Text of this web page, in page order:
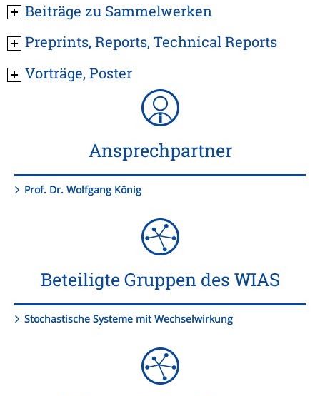
Beiträge zu Sammelwerken
Preprints, Reports, Technical Reports
Vorträge, Poster
Ansprechpartner
Prof. Dr. Wolfgang König
Beteiligte Gruppen des WIAS
Stochastische Systeme mit Wechselwirkung